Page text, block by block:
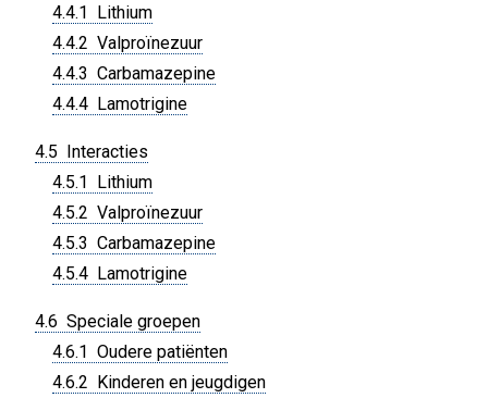
4.4.1 Lithium
4.4.2 Valproïnezuur
4.4.3 Carbamazepine
4.4.4 Lamotrigine
4.5 Interacties
4.5.1 Lithium
4.5.2 Valproïnezuur
4.5.3 Carbamazepine
4.5.4 Lamotrigine
4.6 Speciale groepen
4.6.1 Oudere patiënten
4.6.2 Kinderen en jeugdigen